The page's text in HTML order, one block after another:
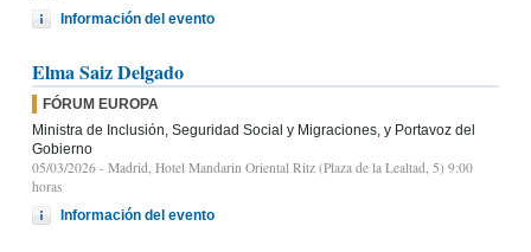
Información del evento
Elma Saiz Delgado
FÓRUM EUROPA
Ministra de Inclusión, Seguridad Social y Migraciones, y Portavoz del
Gobierno
05/03/2026 - Madrid, Hotel Mandarin Oriental Ritz (Plaza de la Lealtad, 5) 9:00
horas
Información del evento